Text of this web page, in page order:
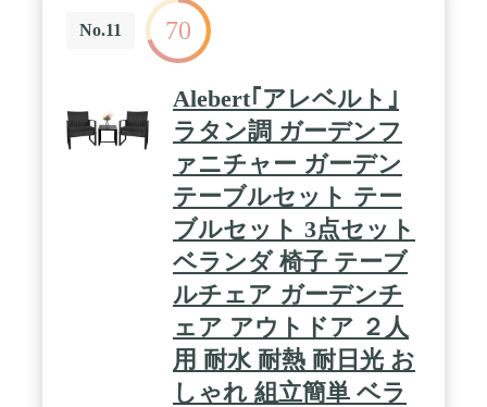
No.11 70
Alebert｢アレベルト｣
ラタン調 ガーデンフ
ァニチャー ガーデン
テーブルセット テー
ブルセット 3点セット
ベランダ 椅子 テーブ
ルチェア ガーデンチ
ェア アウトドア ２人
用 耐水 耐熱 耐日光 お
しゃれ 組立簡単 ベラ